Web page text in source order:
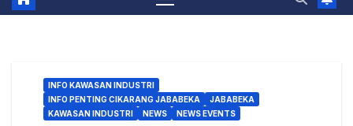
INFO KAWASAN INDUSTRI
INFO PENTING CIKARANG JABABEKA
JABABEKA
KAWASAN INDUSTRI
NEWS NEWS EVENTS